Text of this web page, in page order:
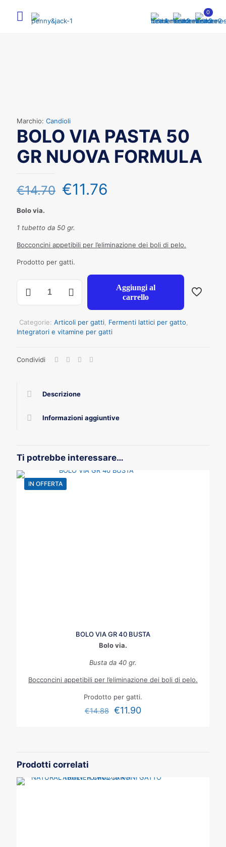
0
Marchio: Candioli
BOLO VIA PASTA 50
GR NUOVA FORMULA
€14.70 €11.76
Bolo via.
1 tubetto da 50 gr.
Bocconcini appetibili per l’eliminazione dei boli di pelo.
Prodotto per gatti.
GR
NUOVA
Aggiungi al
carrello
Categorie: Articoli per gatti Fermenti lattici per gatto
Integratori e vitamine per gatti
Condividi
Descrizione
Informazioni aggiuntive
Ti potrebbe interessare…
IN OFFERTA
BOLO VIA GR 40 BUSTA
Bolo via.
Busta da 40 gr.
Bocconcini appetibili per l’eliminazione dei boli di pelo.
Prodotto per gatti.
€14.88 €11.90
Prodotti correlati